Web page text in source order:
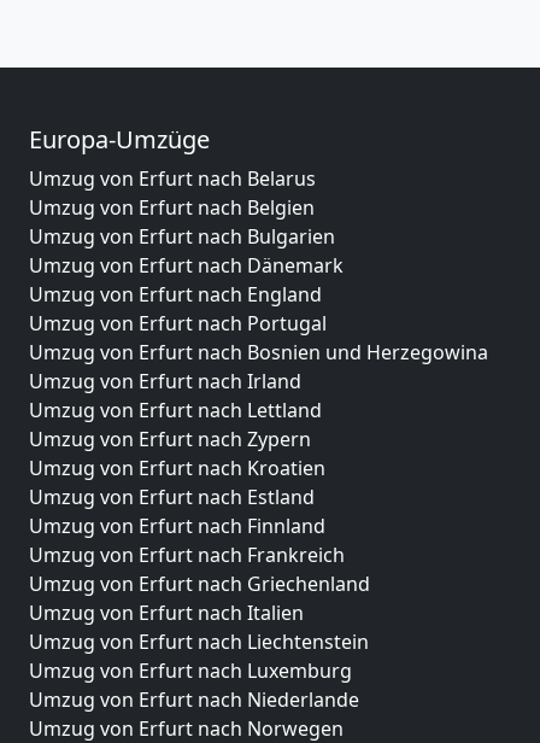
Europa-Umzüge
Umzug von Erfurt nach Belarus
Umzug von Erfurt nach Belgien
Umzug von Erfurt nach Bulgarien
Umzug von Erfurt nach Dänemark
Umzug von Erfurt nach England
Umzug von Erfurt nach Portugal
Umzug von Erfurt nach Bosnien und Herzegowina
Umzug von Erfurt nach Irland
Umzug von Erfurt nach Lettland
Umzug von Erfurt nach Zypern
Umzug von Erfurt nach Kroatien
Umzug von Erfurt nach Estland
Umzug von Erfurt nach Finnland
Umzug von Erfurt nach Frankreich
Umzug von Erfurt nach Griechenland
Umzug von Erfurt nach Italien
Umzug von Erfurt nach Liechtenstein
Umzug von Erfurt nach Luxemburg
Umzug von Erfurt nach Niederlande
Umzug von Erfurt nach Norwegen